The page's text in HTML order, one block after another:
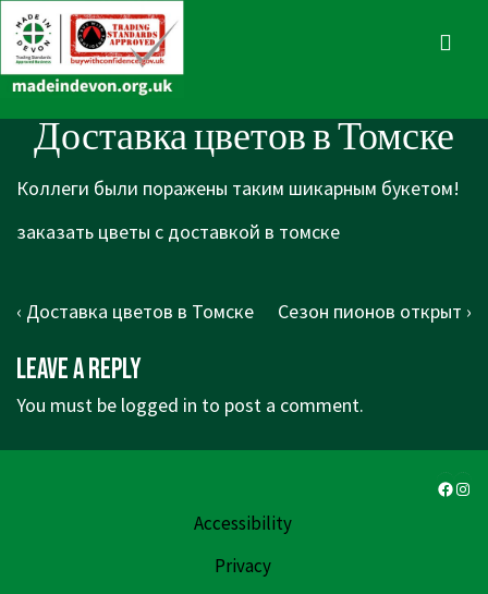
Skip
to
Content
Main
Navigation
Доставка цветов в Томске
Коллеги были поражены таким шикарным букетом!
заказать цветы с доставкой в томске
Post
Previous
is
‹ Доставка цветов в Томске
Next
Сезон пионов открыт ›
Leave a Reply
You must be logged in to post a comment.
Accessibility
Privacy